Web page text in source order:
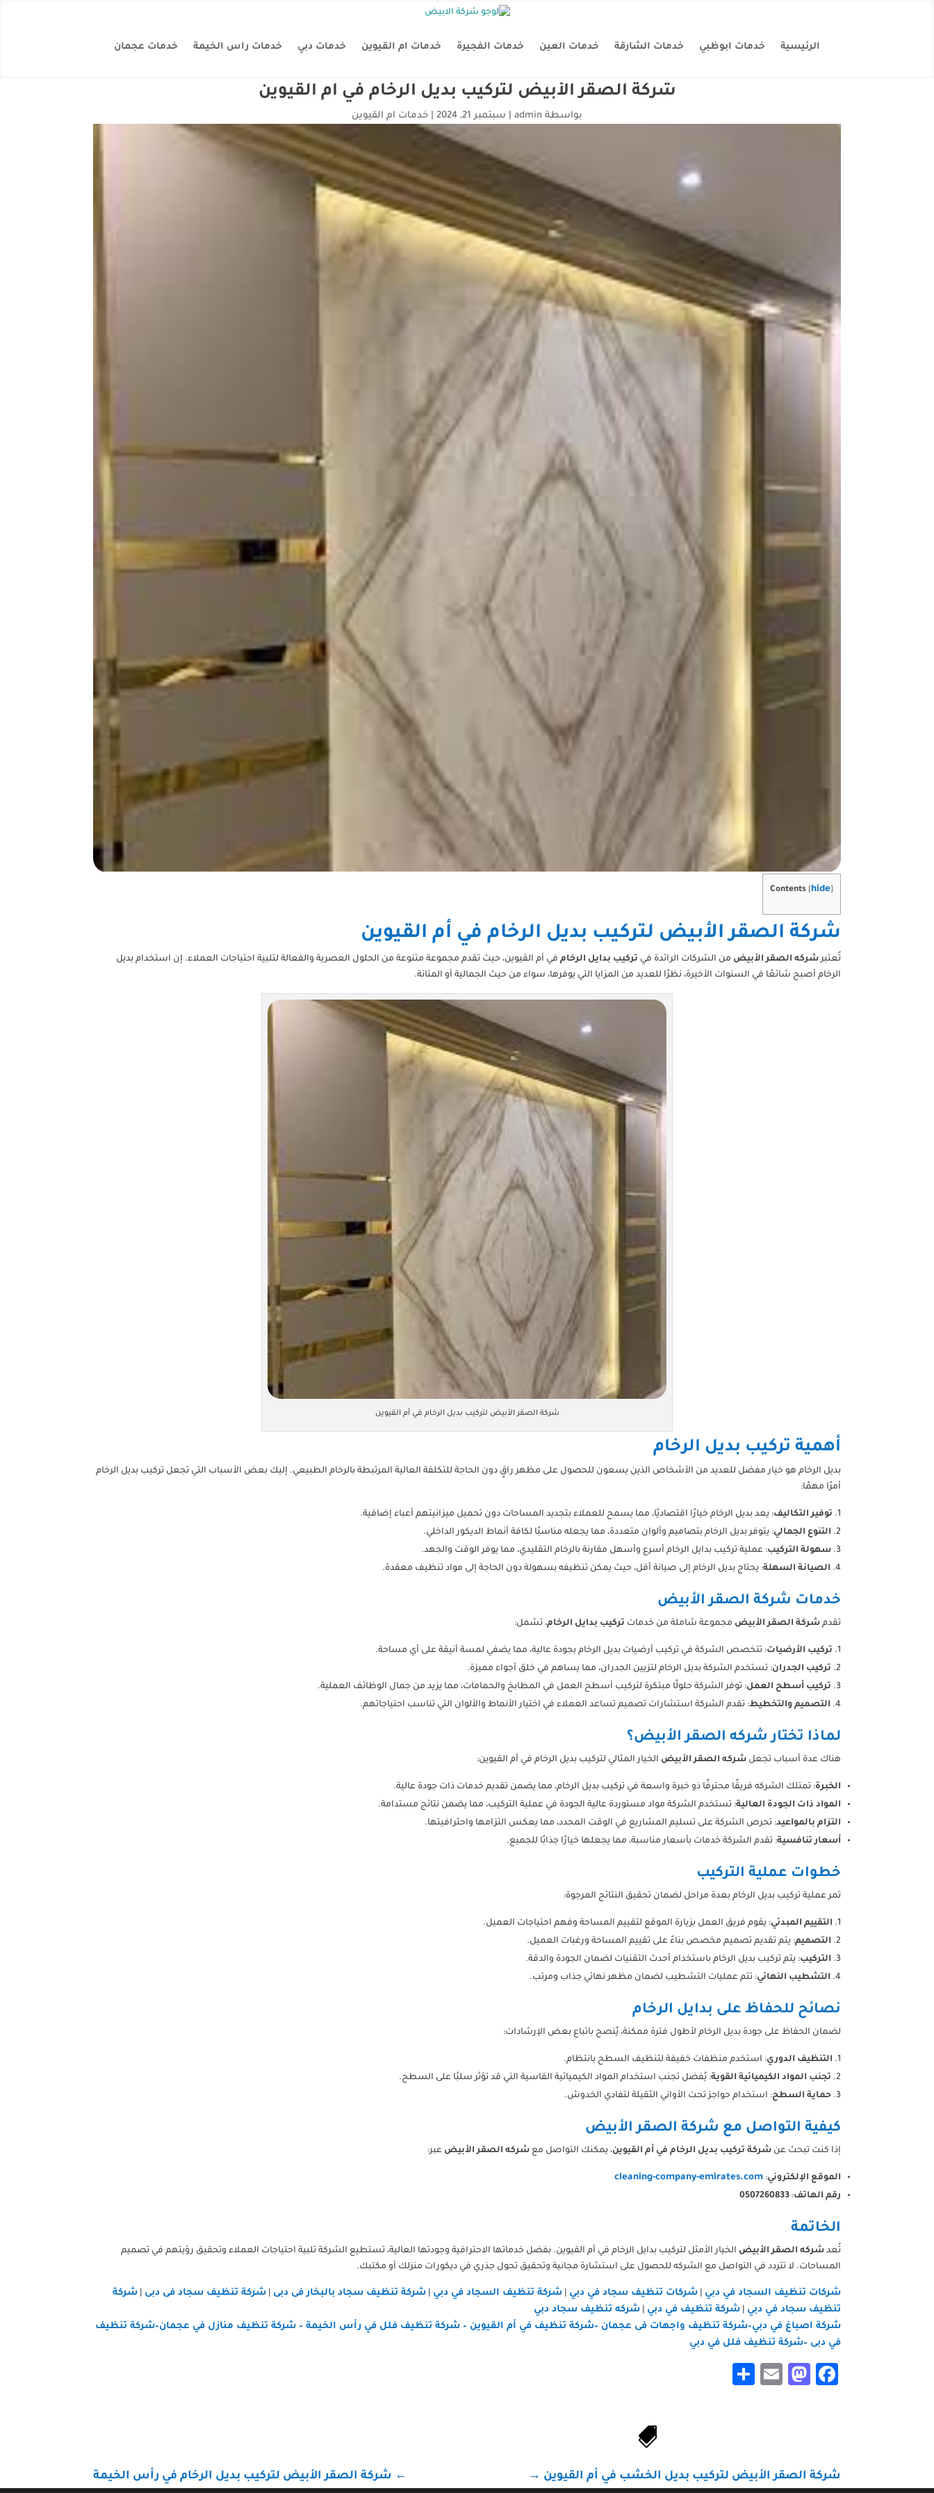
الرئيسية خدمات ابوظبي خدمات الشارقة خدمات العين خدمات الفجيرة خدمات ام القيوين خدمات دبي خدمات راس الخيمة خدمات عجمان
شركة الصقر الأبيض لتركيب بديل الرخام في أم القيوين
بواسطة admin سبتمبر 21, 2024 خدمات ام القيوين
Contents hide]
شركة الصقر الأبيض لتركيب بديل الرخام في أم القيوين
تُعتبرشركه الصقر الأبيض من الشركات الرائدة في تركيب بدايل الرخام في أم القيوين، حيث تقدم مجموعة متنوعة من الحلول العصرية والفعالة لتلبية احتياجات العملاء. إن استخدام بديل
الرخام أصبح شائعًا في السنوات الأخيرة، نظرًا للعديد من المزايا التي يوفرها، سواء من حيث الجمالية أو المتانة.
شركة الصقر الأبيض لتركيب بديل الرخام في أم القيوين
أهمية تركيب بديل الرخام
بديل الرخام هو خيار مفضل للعديد من الأشخاص الذين يسعون للحصول على مظهر راقٍ دون الحاجة للتكلفة العالية المرتبطة بالرخام الطبيعي. إليك بعض الأسباب التي تجعل تركيب بديل الرخام
أمرًا مهمًا:
توفير التكاليف: يعد بديل الرخام خيارًا اقتصاديًا، مما يسمح للعملاء بتجديد المساحات دون تحميل ميزانيتهم أعباء إضافية.
التنوع الجمالي: يتوفر بديل الرخام بتصاميم وألوان متعددة، مما يجعله مناسبًا لكافة أنماط الديكور الداخلي.
سهولة التركيب: عملية تركيب بدايل الرخام أسرع وأسهل مقارنة بالرخام التقليدي، مما يوفر الوقت والجهد.
الصيانة السهلة: يحتاج بديل الرخام إلى صيانة أقل، حيث يمكن تنظيفه بسهولة دون الحاجة إلى مواد تنظيف معقدة.
خدمات شركة الصقر الأبيض
تقدمشركة الصقر الأبيض مجموعة شاملة من خدمات تركيب بدايل الرخام، تشمل:
تركيب الأرضيات: تتخصص الشركة في تركيب أرضيات بديل الرخام بجودة عالية، مما يضفي لمسة أنيقة على أي مساحة.
تركيب الجدران: تستخدم الشركة بديل الرخام لتزيين الجدران، مما يساهم في خلق أجواء مميزة.
تركيب أسطح العمل: توفر الشركة حلولًا مبتكرة لتركيب أسطح العمل في المطابخ والحمامات، مما يزيد من جمال الوظائف العملية.
التصميم والتخطيط: تقدم الشركة استشارات تصميم تساعد العملاء في اختيار الأنماط والألوان التي تناسب احتياجاتهم.
لماذا تختار شركه الصقر الأبيض؟
هناك عدة أسباب تجعلشركه الصقر الأبيض الخيار المثالي لتركيب بديل الرخام في أم القيوين:
الخبرة: تمتلك الشركه فريقًا محترفًا ذو خبرة واسعة في تركيب بديل الرخام، مما يضمن تقديم خدمات ذات جودة عالية.
المواد ذات الجودة العالية: تستخدم الشركة مواد مستوردة عالية الجودة في عملية التركيب، مما يضمن نتائج مستدامة.
التزام بالمواعيد: تحرص الشركة على تسليم المشاريع في الوقت المحدد، مما يعكس التزامها واحترافيتها.
أسعار تنافسية: تقدم الشركة خدمات بأسعار مناسبة، مما يجعلها خيارًا جذابًا للجميع.
خطوات عملية التركيب
تمر عملية تركيب بديل الرخام بعدة مراحل لضمان تحقيق النتائج المرجوة:
التقييم المبدئي: يقوم فريق العمل بزيارة الموقع لتقييم المساحة وفهم احتياجات العميل.
التصميم: يتم تقديم تصميم مخصص بناءً على تقييم المساحة ورغبات العميل.
التركيب: يتم تركيب بديل الرخام باستخدام أحدث التقنيات لضمان الجودة والدقة.
التشطيب النهائي: تتم عمليات التشطيب لضمان مظهر نهائي جذاب ومرتب.
نصائح للحفاظ على بدايل الرخام
لضمان الحفاظ على جودة بديل الرخام لأطول فترة ممكنة، يُنصح باتباع بعض الإرشادات:
التنظيف الدوري: استخدم منظفات خفيفة لتنظيف السطح بانتظام.
تجنب المواد الكيميائية القوية: يُفضل تجنب استخدام المواد الكيميائية القاسية التي قد تؤثر سلبًا على السطح.
حماية السطح: استخدام حواجز تحت الأواني الثقيلة لتفادي الخدوش.
كيفية التواصل مع شركة الصقر الأبيض
إذا كنت تبحث عنشركة تركيب بديل الرخام في أم القيوين، يمكنك التواصل معشركه الصقر الأبيض عبر:
الموقع الإلكتروني:
cleaning-company-emirates.com
رقم الهاتف:
0507260833
الخاتمة
تُعدشركه الصقر الأبيض الخيار الأمثل لتركيب بدايل الرخام في أم القيوين. بفضل خدماتها الاحترافية وجودتها العالية، تستطيع الشركة تلبية احتياجات العملاء وتحقيق رؤيتهم في تصميم
المساحات. لا تتردد في التواصل مع الشركه للحصول على استشارة مجانية وتحقيق تحول جذري في ديكورات منزلك أو مكتبك.
شركات تنظيف السجاد في دبي |شركات تنظيف سجاد في دبي |شركة تنظيف السجاد في دبي |شركة تنظيف سجاد بالبخار فى دبى |شركة تنظيف سجاد فى دبى |شركة
تنظيف سجاد في دبي
|شركة تنظيف في دبي |شركه تنظيف سجاد دبي
شركة اصباغ في دبي–شركة تنظيف واجهات فى عجمان –شركة تنظيف في أم القيوين –شركة تنظيف فلل في رأس الخيمة –شركة تنظيف منازل في عجمان–شركة تنظيف
في دبى –شركة تنظيف فلل في دبي
Facebook
Mastodon
Email

← شركة الصقر الأبيض لتركيب بديل الرخام في رأس الخيمة شركة الصقر الأبيض لتركيب بديل الخشب في أم القيوين →